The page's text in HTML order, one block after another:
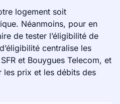
logement soit
Néanmoins, pour en
de tester l’éligibilité de
centralise les
et Bouygues Telecom, et
les prix et les débits des